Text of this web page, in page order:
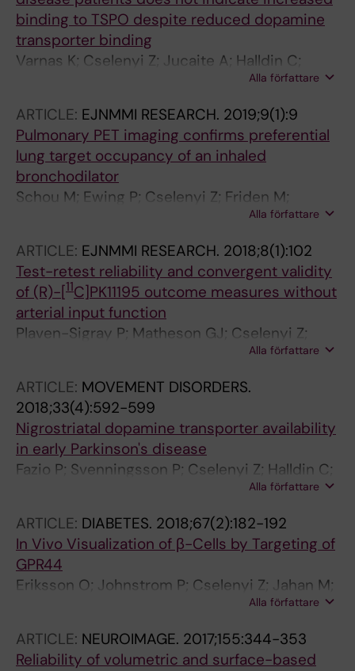
binding to TSPO despite reduced dopamine
transporter binding
Varnas K; Cselenyi Z; Jucaite A; Halldin C;
Svenningsson P; Farde L; Varrone AAlla författare
ARTICLE: EJNMMI RESEARCH. 2019;9(1):9
Pulmonary PET imaging confirms preferential
lung target occupancy of an inhaled
bronchodilator
Schou M; Ewing P; Cselenyi Z; Friden M;
Alla författare
ARTICLE: EJNMMI RESEARCH. 2018;8(1):102
Test-retest reliability and convergent validity
of (R)-[11C]PK11195 outcome measures without
arterial input function
Plaven-Sigray P; Matheson GJ; Cselenyi Z;
Alla författare
ARTICLE: MOVEMENT DISORDERS.
2018;33(4):592-599
Nigrostriatal dopamine transporter availability
in early Parkinson's disease
Fazio P; Svenningsson P; Cselenyi Z; Halldin C;
Alla författare
ARTICLE: DIABETES. 2018;67(2):182-192
In Vivo Visualization of β-Cells by Targeting of
GPR44
Eriksson O; Johnstrom P; Cselenyi Z; Jahan M;
Selvaraju RK; Jensen-Waern M; Takano A;
Alla författare
ARTICLE: NEUROIMAGE. 2017;155:344-353
Reliability of volumetric and surface-based